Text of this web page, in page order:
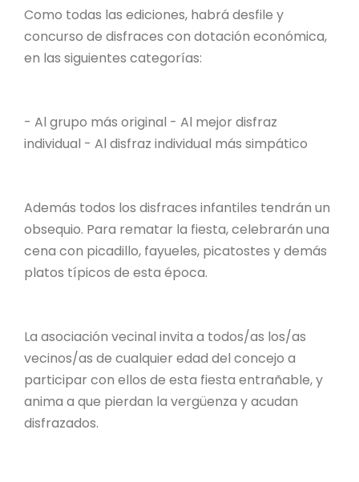
Como todas las ediciones, habrá desfile y
concurso de disfraces con dotación económica,
en las siguientes categorías:
- Al grupo más original - Al mejor disfraz
individual - Al disfraz individual más simpático
Además todos los disfraces infantiles tendrán un
obsequio. Para rematar la fiesta, celebrarán una
cena con picadillo, fayueles, picatostes y demás
platos típicos de esta época.
La asociación vecinal invita a todos/as los/as
vecinos/as de cualquier edad del concejo a
participar con ellos de esta fiesta entrañable, y
anima a que pierdan la vergüenza y acudan
disfrazados.